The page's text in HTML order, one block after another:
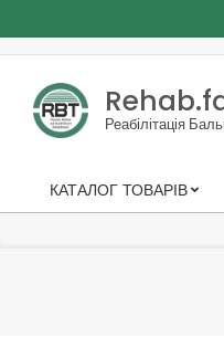
Skip
content
Реабілітація
Primary
КАТАЛОГ ТОВАРІВ